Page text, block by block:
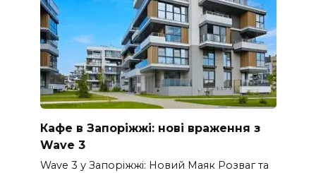
Кафе в Запоріжжі: нові враження з
Wave 3
Wave 3 у Запоріжжі: Новий Маяк Розваг та